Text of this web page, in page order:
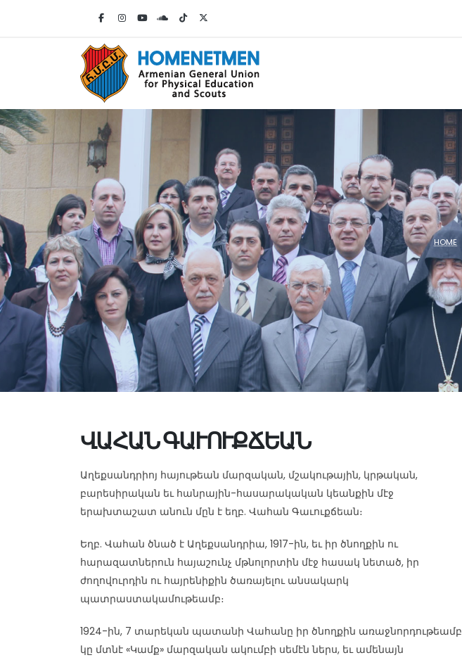
HOME
ՎԱՀԱՆ ԳԱՒՈՒՔՃԵԱՆ
Աղեքսանդրիոյ հայութեան մարզական, մշակութային, կրթական,
բարեսիրական եւ հանրային-հասարակական կեանքին մէջ
երախտաշատ անուն մըն է եղբ. Վահան Գաւուքճեան։
Եղբ. Վահան ծնած է Աղեքսանդրիա, 1917-ին, եւ իր ծնողքին ու
հարազատներուն հայաշունչ մթնոլորտին մէջ հասակ նետած, իր
ժողովուրդին ու հայրենիքին ծառայելու անսակարկ
պատրաստակամութեամբ։
1924-ին, 7 տարեկան պատանի Վահանը իր ծնողքին առաջնորդութեամբ
կը մտնէ «Կամք» մարզական ակումբի սեմէն ներս, եւ ամենայն